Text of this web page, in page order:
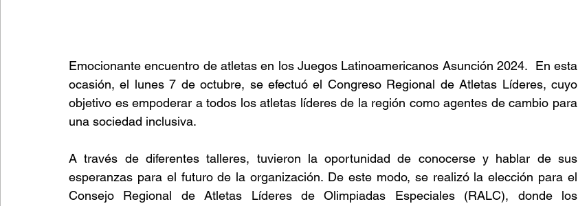
Emocionante encuentro de atletas en los Juegos Latinoamericanos Asunción 2024.  En esta
ocasión, el lunes 7 de octubre, se efectuó el Congreso Regional de Atletas Líderes, cuyo
objetivo es empoderar a todos los atletas líderes de la región como agentes de cambio para
una sociedad inclusiva.
A través de diferentes talleres, tuvieron la oportunidad de conocerse y hablar de sus
esperanzas para el futuro de la organización. De este modo, se realizó la elección para el
Consejo Regional de Atletas Líderes de Olimpiadas Especiales (RALC), donde los